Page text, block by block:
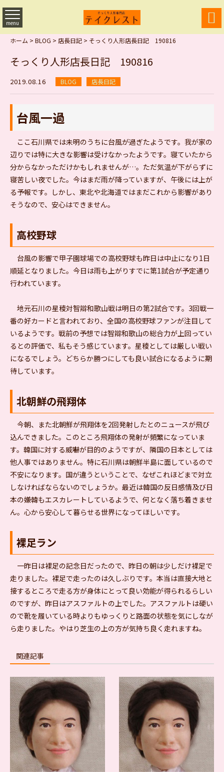
menu 
ホーム > BLOG > 店長日記 > そっくり人形店長日記 190816
そっくり人形店長日記 190816
2019.08.16 BLOG 店長日記
台風一過
ここ石川県では未明のうちに台風が過ぎたようです。我が家の
辺りでは特に大きな影響は受けなかったようです。寝ていたから
分からなかっただけかもしれませんが…。ただ気温が下がらずに
寝苦しい夜でした。今はまだ雨が降っていますが、午後には上が
る予報です。しかし、東北や北海道ではまだこれから影響があり
そうなので、安心はできません。
高校野球
台風の影響で甲子園球場での高校野球も昨日は中止になり1日
順延となりました。今日は雨も上がりすでに第1試合が予定通り
行われています。
地元石川の星稜対智辯和歌山戦は明日の第2試合です。3回戦一
番の好カードと言われており、全国の高校野球ファンが注目して
いるようです。戦前の予想では智辯和歌山の総合力が上回ってい
るとの評価で、私もそう感じています。星稜としては厳しい戦い
になるでしょう。どちらか勝つにしても良い試合になるように期
待しています。
北朝鮮の飛翔体
今朝、また北朝鮮が飛翔体を2回発射したとのニュースが飛び
込んできました。このところ飛翔体の発射が頻繁になっていま
す。韓国に対する威嚇が目的のようですが、隣国の日本としては
他人事ではありません。特に石川県は朝鮮半島に面しているので
不安になります。国が違うということで、なぜこれほどまで対立
しなければならないのでしょうか。最近は韓国の反日感情及び日
本の嫌韓もエスカレートしているようで、何となく落ち着きませ
ん。心から安心して暮らせる世界になってほしいです。
裸足ラン
一昨日は裸足の記念日だったので、昨日の朝は少しだけ裸足で
走りました。裸足で走ったのは久しぶりです。本当は直接大地と
接するところで走る方が身体にとって良い効能が得られるらしい
のですが、昨日はアスファルトの上でした。アスファルトは硬い
ので靴を履いている時よりもゆっくりと路面の状態を気にしなが
ら走りました。やはり芝生の上の方が気持ち良く走れますね。
関連記事